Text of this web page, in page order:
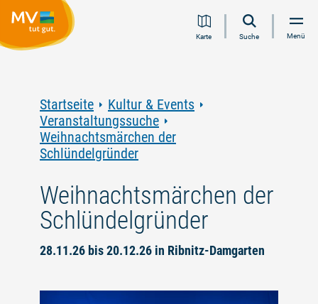
Inhalt
Navigation
Volltextsuche
FooterKarte Suche Menü
Startseite
Kultur & Events
Veranstaltungssuche
Weihnachtsmärchen der
Schlündelgründer
Weihnachtsmärchen der
Schlündelgründer
28.11.26 bis 20.12.26 in Ribnitz-Damgarten